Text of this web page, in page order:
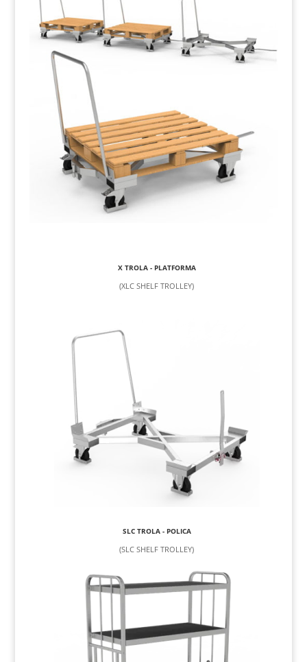
X TROLA - PLATFORMA
(XLC SHELF TROLLEY)
SLC TROLA - POLICA
(SLC SHELF TROLLEY)